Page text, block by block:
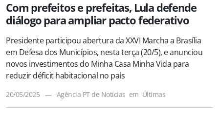
Com prefeitos e prefeitas, Lula defende
diálogo para ampliar pacto federativo
Presidente participou abertura da XXVI Marcha a Brasília
em Defesa dos Municípios, nesta terça (20/5), e anunciou
novos investimentos do Minha Casa Minha Vida para
reduzir déficit habitacional no país
20/05/2025 — Agência PT de Notícias em Últimas